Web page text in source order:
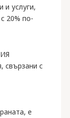
и услуги,
20% по-
свързани с
е